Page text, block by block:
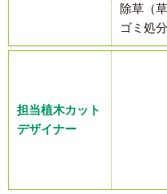
除草（
ゴミ処分
担当植木カット
デザイナー